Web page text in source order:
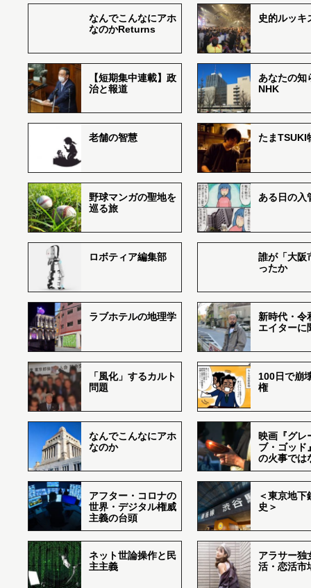
なんでこんなにアホ
なのかReturns
史的ルッキ
【短期集中連載】政
治と報道
あなたの知
NHK
老舗の智慧 たまTSUKI
野球マンガの聖地を
巡る旅
ある日の入
ロボティア編集部
誰が「大阪
ったか
ラブホテルの地理学
新時代・令
エイターに
「風化」するカルト
問題
100日で崩
権
なんでこんなにアホ
なのか
映画『グレ
ブ・ゴッド
の火事では
アフター・コロナの
世界・デジタル権威
主義の台頭
＜東京地下
史＞
ネット世論操作と民
主主義
アラサー独
活・恋活市